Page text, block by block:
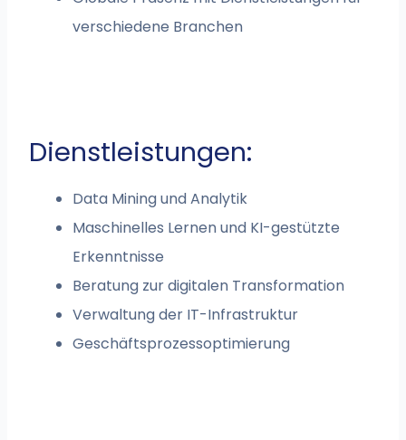
verschiedene Branchen
Dienstleistungen:
Data Mining und Analytik
Maschinelles Lernen und KI-gestützte
Erkenntnisse
Beratung zur digitalen Transformation
Verwaltung der IT-Infrastruktur
Geschäftsprozessoptimierung